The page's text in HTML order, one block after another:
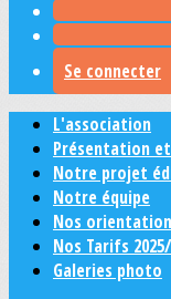
Se connecter
L'association
Présentation
Notre projet
Notre équipe
Nos
Nos Tarifs
Galeries photo